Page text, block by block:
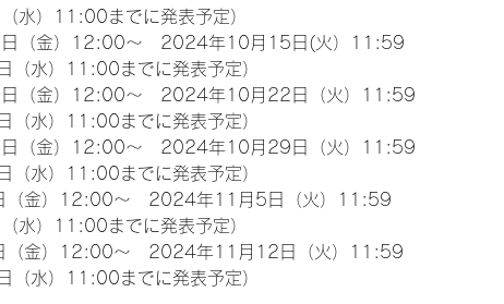
水）11:00までに発表予定）
（金）12:00～　2024年10月15日(火）11:59
（水）11:00までに発表予定）
（金）12:00～　2024年10月22日（火）11:59
（水）11:00までに発表予定）
（金）12:00～　2024年10月29日（火）11:59
（水）11:00までに発表予定）
（金）12:00～　2024年11月5日（火）11:59
水）11:00までに発表予定）
（金）12:00～　2024年11月12日（火）11:59
（水）11:00までに発表予定）